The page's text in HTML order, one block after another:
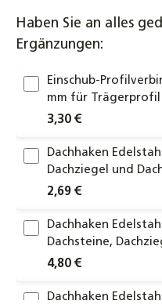
Haben Sie an alles
Ergänzungen:
Einschub-
mm für Trägerprofil
3,30 €
Dachhaken
Dachziegel und
2,69 €
Dachhaken
Dachsteine,
4,80 €
Dachhaken